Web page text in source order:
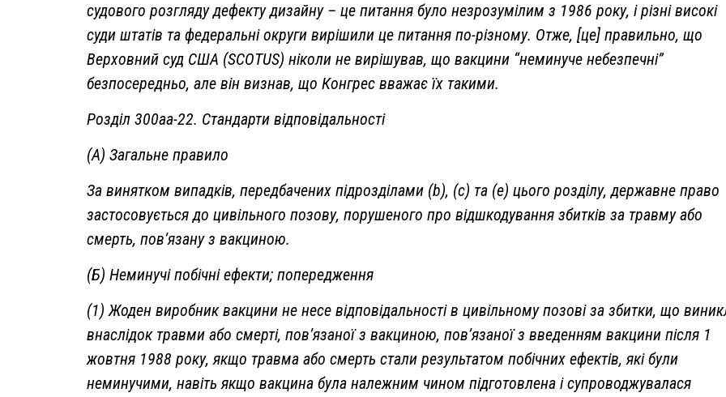
судового розгляду дефекту дизайну – це питання було незрозумілим з 1986 року, і різні високі
суди штатів та федеральні округи вирішили це питання по-різному. Отже, [це] правильно, що
Верховний суд США (SCOTUS) ніколи не вирішував, що вакцини “неминуче небезпечні”
безпосередньо, але він визнав, що Конгрес вважає їх такими.
Розділ 300aa-22. Стандарти відповідальності
(А) Загальне правило
За винятком випадків, передбачених підрозділами (b), (c) та (e) цього розділу, державне право
застосовується до цивільного позову, порушеного про відшкодування збитків за травму або
смерть, пов’язану з вакциною.
(Б) Неминучі побічні ефекти; попередження
(1) Жоден виробник вакцини не несе відповідальності в цивільному позові за збитки, що
внаслідок травми або смерті, пов’язаної з вакциною, пов’язаної з введенням вакцини після 1
жовтня 1988 року, якщо травма або смерть стали результатом побічних ефектів, які були
неминучими, навіть якщо вакцина була належним чином підготовлена і супроводжувалася